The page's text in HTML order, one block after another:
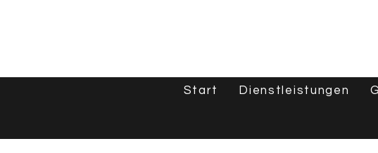
Start Dienstleistungen